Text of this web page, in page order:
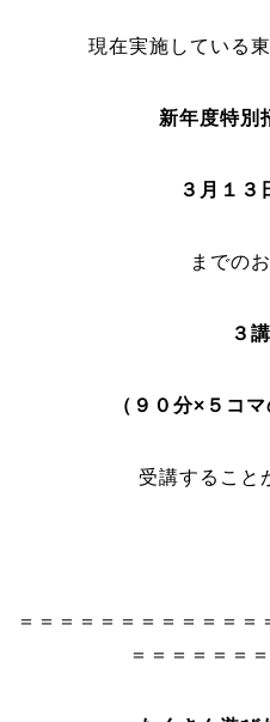
現在実施している
新年度特別
３月１３
までの
３
（９０分×５コ
受講すること
＝＝＝＝＝＝＝＝＝＝＝＝
＝＝＝＝＝＝